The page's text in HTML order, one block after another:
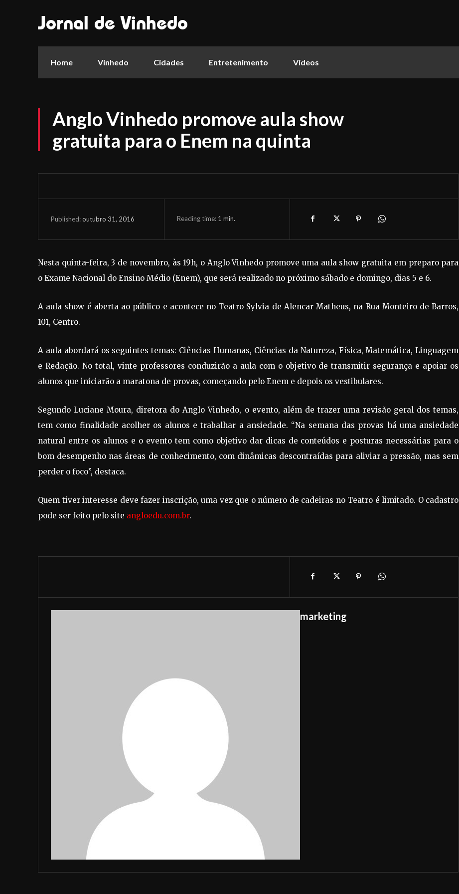
Jornal de Vinhedo
Home Vinhedo Cidades Entretenimento Vídeos
Anglo Vinhedo promove aula show
gratuita para o Enem na quinta
Published:outubro 31, 2016 Reading time: 1 min.
Nesta quinta-feira, 3 de novembro, às 19h, o Anglo Vinhedo promove uma aula show gratuita em preparo para
o Exame Nacional do Ensino Médio (Enem), que será realizado no próximo sábado e domingo, dias 5 e 6.
A aula show é aberta ao público e acontece no Teatro Sylvia de Alencar Matheus, na Rua Monteiro de Barros,
101, Centro.
A aula abordará os seguintes temas: Ciências Humanas, Ciências da Natureza, Física, Matemática, Linguagem
e Redação. No total, vinte professores conduzirão a aula com o objetivo de transmitir segurança e apoiar os
alunos que iniciarão a maratona de provas, começando pelo Enem e depois os vestibulares.
Segundo Luciane Moura, diretora do Anglo Vinhedo, o evento, além de trazer uma revisão geral dos temas,
tem como finalidade acolher os alunos e trabalhar a ansiedade. “Na semana das provas há uma ansiedade
natural entre os alunos e o evento tem como objetivo dar dicas de conteúdos e posturas necessárias para o
bom desempenho nas áreas de conhecimento, com dinâmicas descontraídas para aliviar a pressão, mas sem
perder o foco”, destaca.
Quem tiver interesse deve fazer inscrição, uma vez que o número de cadeiras no Teatro é limitado. O cadastro
pode ser feito pelo site angloedu.com.br.
marketing